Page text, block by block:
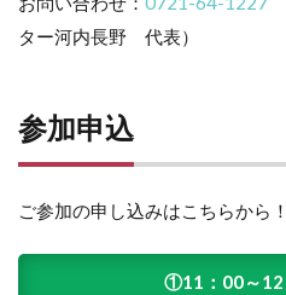
ター河内長野 代表）
参加申込
ご参加の申し込みはこちらから！
①11：00～